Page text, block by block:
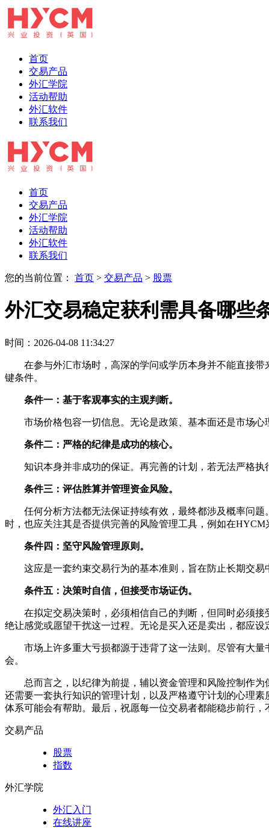
首页
交易产品
外汇学院
活动帮助
外汇软件
联系我们
首页
交易产品
外汇学院
活动帮助
外汇软件
联系我们
您的当前位置： 首页 > 交易产品 > 股票
外汇交易稳定获利需具备哪些
时间：2026-04-08 11:34:27
在参与外汇市场时，高深的学问或学历本身并不能直接
键条件。
条件一：基于客观事实的主观判断。
市场价格包容一切信息。无论是政策、基本面还是市场
条件二：严格的纪律是成功的核心。
知识本身并非成功的保证。再完善的计划，若无法严格
条件三：评估胜算并管理资金风险。
任何分析方法都无法保证持续有效，最终都涉及概率问
时，也应关注其是否提供完善的风险管理工具，例如在
条件四：坚守风险管理原则。
这应是一套约束交易行为的基本准则，旨在防止长期交
条件五：决策时自信，但接受市场证伪。
在拟定交易决策时，必须相信自己的判断，但同时必须
绝让感觉或愿望干扰这一过程。无论是买入还是卖出，都应
市场上许多重大亏损都源于违背了这一法则。尽管有大
会。
总而言之，以纪律为前提，辅以资金管理和风险控制作
还需要一套执行知识的管理计划，以及严格遵守计划的心理
体系可能会有帮助。最后，祝愿每一位交易者都能稳步前行，
交易产品
股票
指数
外汇学院
外汇入门
在线讲座